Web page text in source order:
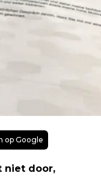
op Google
niet door,